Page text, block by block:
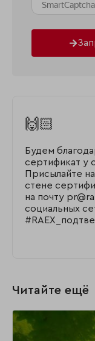
🙌🏻
Будем
сертификат у
Присылайте
стене
на почту
социальных
Читайте ещё